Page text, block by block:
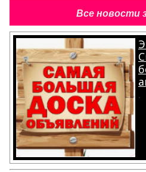
Все новости
.